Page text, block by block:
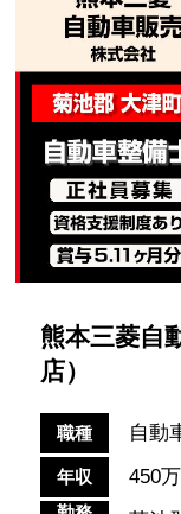
熊本三菱自
店）
職種 自動
年収 450